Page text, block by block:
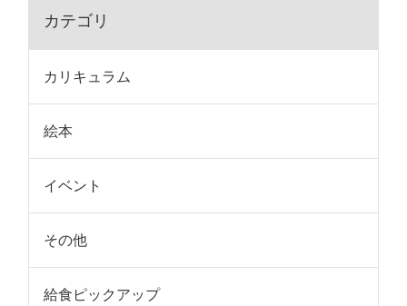
カテゴリ
カリキュラム
絵本
イベント
その他
給食ピックアップ